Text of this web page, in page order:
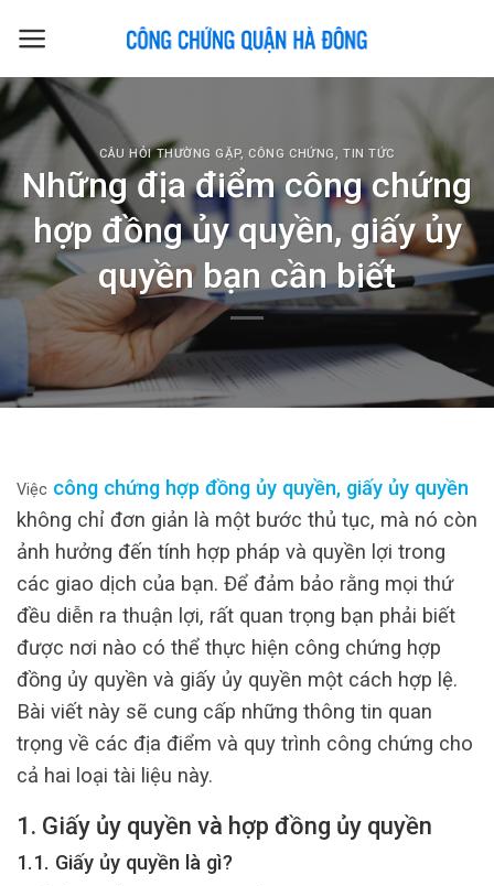
CÂU HỎI THƯỜNG GẶP, CÔNG CHỨNG,TIN TỨC
Những địa điểm công chứng
hợp đồng ủy quyền, giấy ủy
quyền bạn cần biết
Việc công chứng hợp đồng ủy quyền, giấy ủy quyền
không chỉ đơn giản là một bước thủ tục, mà nó còn
ảnh hưởng đến tính hợp pháp và quyền lợi trong
các giao dịch của bạn. Để đảm bảo rằng mọi thứ
đều diễn ra thuận lợi, rất quan trọng bạn phải biết
được nơi nào có thể thực hiện công chứng hợp
đồng ủy quyền và giấy ủy quyền một cách hợp lệ.
Bài viết này sẽ cung cấp những thông tin quan
trọng về các địa điểm và quy trình công chứng cho
cả hai loại tài liệu này.
1. Giấy ủy quyền và hợp đồng ủy quyền
1.1. Giấy ủy quyền là gì?